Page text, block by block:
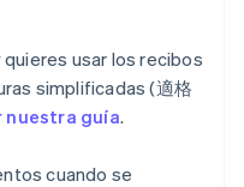
usar los recibos
simplificadas (適格
nuestra guía.
cuando se